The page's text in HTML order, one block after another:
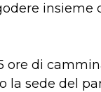
ore di
la sede del